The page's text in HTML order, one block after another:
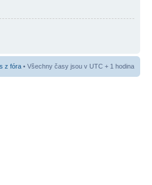
z fóra • Všechny časy jsou v UTC + 1 hodina